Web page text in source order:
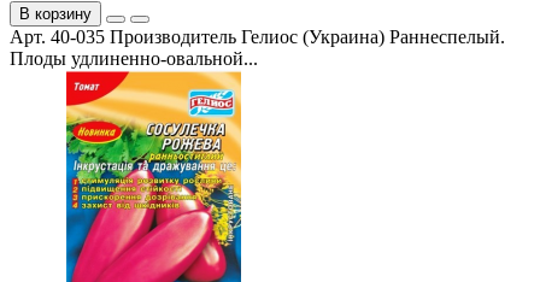
В корзину
Арт. 40-035 Производитель Гелиос (Украина) Раннеспелый.
Плоды удлиненно-овальной...